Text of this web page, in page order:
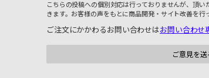
こちらの投稿への個別対応は行っておりませんが、頂
きます。お客様の声をもとに商品開発・サイト改善を行
ご注文にかかわるお問い合わせはお問い合わせ